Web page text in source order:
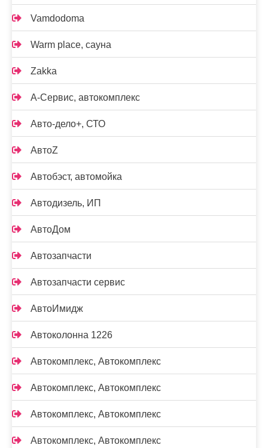
Vamdodoma
Warm place, сауна
Zakka
А-Сервис, автокомплекс
Авто-дело+, СТО
АвтоZ
Автобэст, автомойка
Автодизель, ИП
АвтоДом
Автозапчасти
Автозапчасти сервис
АвтоИмидж
Автоколонна 1226
Автокомплекс, Автокомплекс
Автокомплекс, Автокомплекс
Автокомплекс, Автокомплекс
Автокомплекс, Автокомплекс